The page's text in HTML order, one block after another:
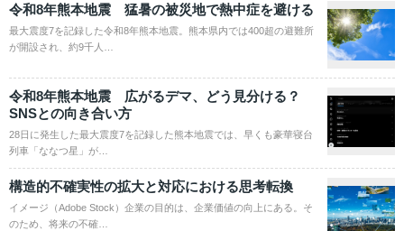
令和8年熊本地震 猛暑の被災地で熱中症を避ける
最大震度7を記録した令和8年熊本地震。熊本県内では400超の避難所
が開設され、約9千人…
令和8年熊本地震 広がるデマ、どう見分ける？
SNSとの向き合い方
28日に発生した最大震度7を記録した熊本地震では、早くも豪華寝台
列車「ななつ星」が…
構造的不確実性の拡大と対応における思考転換
イメージ（Adobe Stock）企業の目的は、企業価値の向上にある。そ
のため、将来の不確…